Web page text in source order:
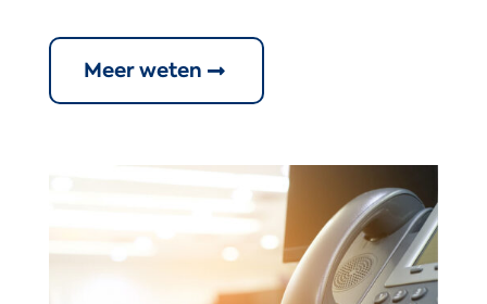
Meer weten